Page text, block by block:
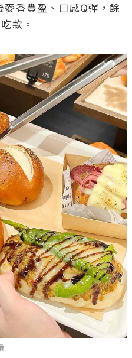
香豐盈、口感Q彈，餘
款。